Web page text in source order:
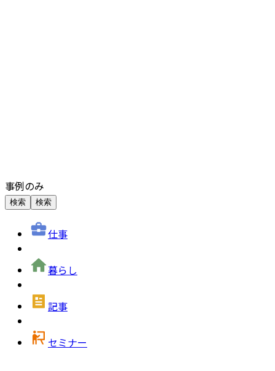
事例のみ
検索 検索
仕事
暮らし
記事
セミナー